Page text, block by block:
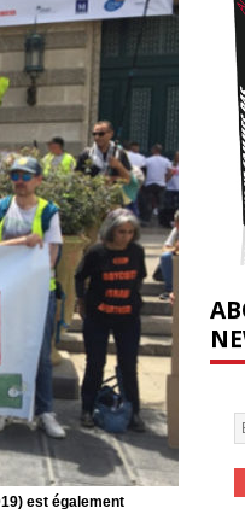
est également